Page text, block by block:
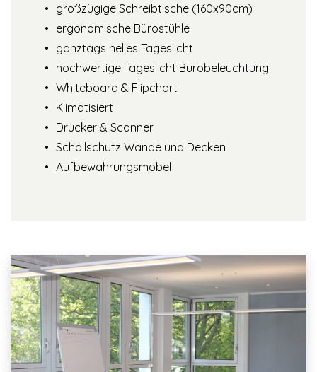
großzügige Schreibtische (160x90cm)
ergonomische Bürostühle
ganztags helles Tageslicht
hochwertige Tageslicht Bürobeleuchtung
Whiteboard & Flipchart
Klimatisiert
Drucker & Scanner
Schallschutz Wände und Decken
Aufbewahrungsmöbel